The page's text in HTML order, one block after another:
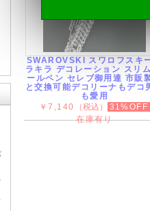
SWAROVSKI スワロフスキ
ラキラ デコレーション スリ
ールペン セレブ御用達 市販
と交換可能デコリーナもデコ
も愛用
￥7,140
（税込）
31%OFF
在庫有り